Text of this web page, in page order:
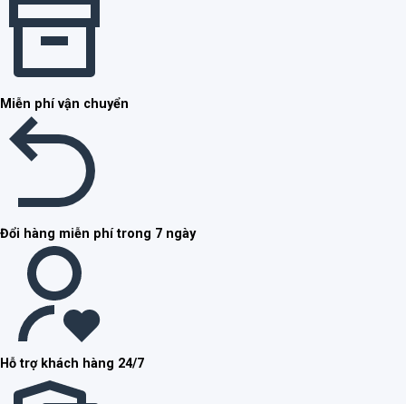
Miễn phí vận chuyển
Đổi hàng miễn phí trong 7 ngày
Hỗ trợ khách hàng 24/7